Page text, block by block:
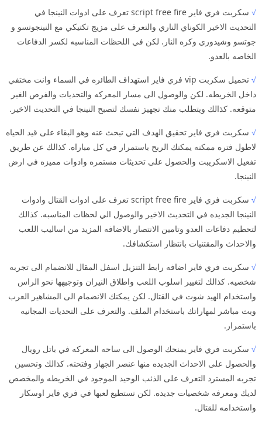
√
سكربت فري فاير script free fire تعرف على ادوات النينجا في
التحديث الاخير الكوناي الناري والتعرف على مزيج تكتيكي مع النينجوتسو و
جوتسو وشيدوري وكره النار. لكن في اللحظات المناسبه لكسر الدفاعات
الخاصه بالعدو.
√
تحميل سكربت vip فري فاير استهداف الطائره في السماء وانت مختفي
داخل الخريطه. لكن والوصول الى مسار المعركه والتحديات والفرص الغير
متوقعه. كذالك ويتطلب منك تجهيز نفسك لتصبح النينجا في التحديث الاخير.
√ سكربت فري فاير تحقيق الهدف التي تبحث عنه وهو البقاء على قيد الحياه
لاطول فتره ممكنه يمكنك الربح باستمرار في كل مباراه. كذالك عن طريق
تفعيل الاسكريبت والحصول على تحديثات مستمره وادوات مميزه في ارض
النينجا.
√
سكربت فري فاير script free fire تعرف على ادوات القتال وادوات
النينجا الجديده في التحديث الاخير والوصول الي لحظات المناسبه. كذالك
لتحطيم دفاعات العدو وتامين الانتصار بالاضافه المزيد من اساليب اللعب
والاحداث والمقتنيات بانتظار استكشافك.
√ سكربت فري فاير اضافه رابط التنزيل اسفل المقال للانضمام الى تجربه
شخصيه. كذالك لتغيير اسلوب اللعب واطلاق النيران وتوجيهها نحو الراس
واستخدام الهيد شوت في القتال. لكن يمكنك الانضمام الى المشاهير العرب
وبث مباشر لمهاراتك باستخدام الملف. والتعرف على التحديات المجانيه
باستمرار.
√ سكربت فري فاير يمنحك الوصول الى ساحه المعركه في باتل رويال
والحصول على الاحداث الجديده منها عنصر الجهاز وفتحته. كذالك وتحسين
تجربه المسترد التعرف على الذئب الوحيد الموجود في الخريطه والمخصص
لديك ومعرفه شخصيات جديده. لكن تستطيع لعبها في فري فاير اوسكار
واستخدامه للقتال.